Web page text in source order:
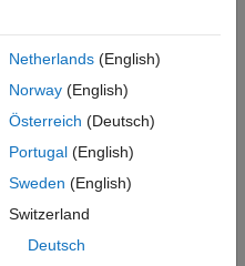
は、両方がシステムにインスト
テータスにアクセス:
Netherlands(English)
Norway(English)
Österreich (Deutsch)
Portugal(English)
Sweden (English)
Switzerland
Deutsch